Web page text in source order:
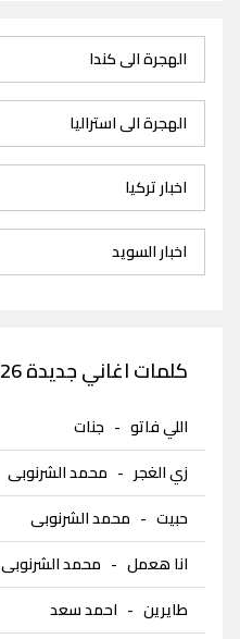
الهجرة الى كندا
الهجرة الى استراليا
اخبار تركيا
اخبار السويد
كلمات اغاني جديدة 2026
اللي فاتو - جنات
زي الغجر - محمد الشرنوبى
حبيت - محمد الشرنوبى
انا هعمل - محمد الشرنوبى
طايرين - احمد سعد